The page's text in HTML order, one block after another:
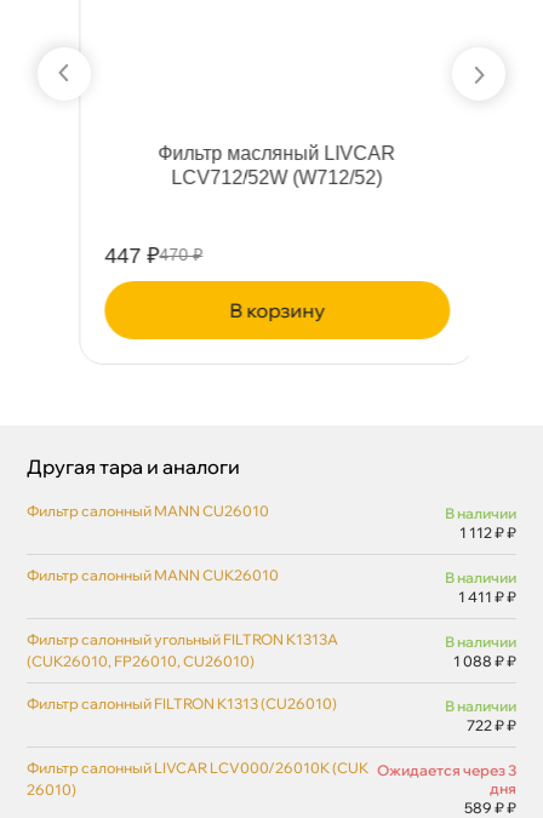
Фильтр масляный LIVCAR
LCV712/52W (W712/52)
447 ₽470 ₽
корзину
Другая тара и аналоги
Фильтр салонный MANN CU26010
наличии
1 112 ₽ ₽
Фильтр салонный MANN CUK26010
наличии
1 411 ₽ ₽
Фильтр салонный угольный FILTRON K1313A
(CUK26010, FP26010, CU26010)
наличии
1 088 ₽ ₽
Фильтр салонный FILTRON K1313 (CU26010)
наличии
722 ₽ ₽
Фильтр салонный LIVCAR LCV000/26010K (CUK
26010)
Ожидается через 3
дня
589 ₽ ₽